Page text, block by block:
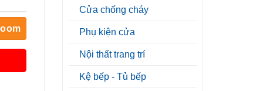
Cửa chống cháy
Phụ kiện cửa
Nội thất trang trí
Kệ bếp - Tủ bếp